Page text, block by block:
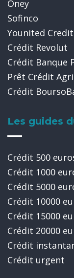
Oney
Sofinco
Younited Credit
Crédit Revolut
Crédit Banque
Prêt Crédit
Crédit
Les guides
Crédit 500
Crédit 1000
Crédit 5000
Crédit 10000
Crédit 15000
Crédit 20000
Crédit
Crédit urgent